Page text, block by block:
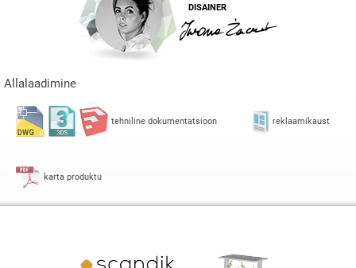
DISAINER
Allalaadimine
tehniline dokumentatsioon reklaamikaust
karta produktu